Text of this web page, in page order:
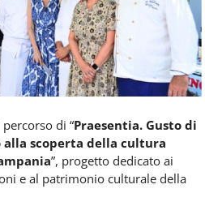
di “Praesentia. Gusto di
alla scoperta della cultura
”, progetto dedicato ai
e al patrimonio culturale della